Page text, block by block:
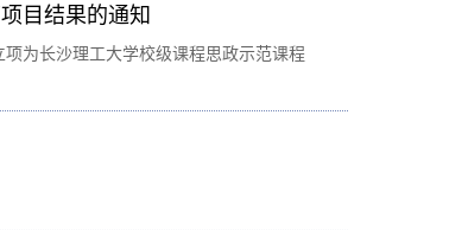
目结果的通知
为长沙理工大学校级课程思政示范课程